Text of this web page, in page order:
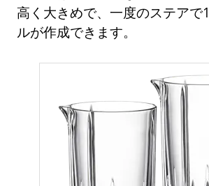
高く大きめで、一度のステアで
ルが作成できます。